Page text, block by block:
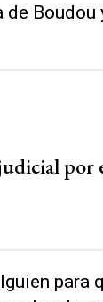
Boudou
por
para